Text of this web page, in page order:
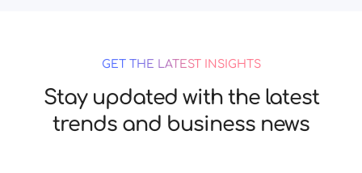
GET THE LATEST INSIGHTS
Stay updated with the latest
trends and business news